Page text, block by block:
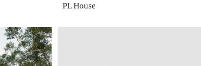
PL House